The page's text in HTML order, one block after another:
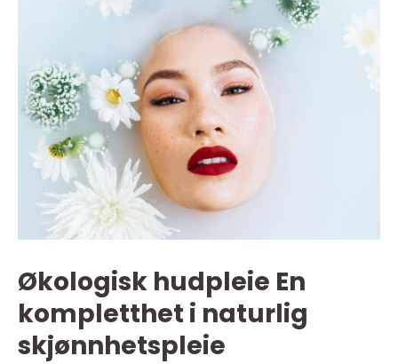
Økologisk hudpleie En
kompletthet i naturlig
skjønnhetspleie